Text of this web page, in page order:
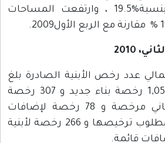
الجديدة المرخصة بنسبة%19.5 ، وارتفعت المساحات
2010
عدد رخص الأبنية الصادرة بلغ
1,741 رخصة، منها 1,059 رخصة بناء جديد و 307 رخصة
لإضافات جديدة لمباني مرخصة و 78 رخصة لإضافات
جديدة وأجزاء قائمة مطلوب ترخيصها و 266 رخصة لأبنية